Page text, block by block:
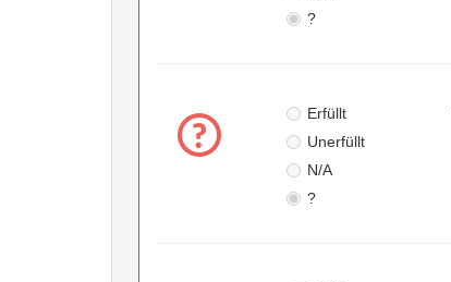
?
Erfüllt
Unerfüllt
N/A
?